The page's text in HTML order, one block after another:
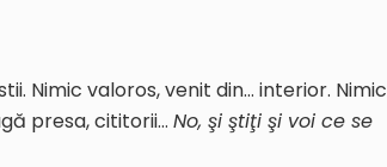
Nimic valoros, venit din… interior. Nimic
presa, cititorii… No, şi ştiţi şi voi ce se